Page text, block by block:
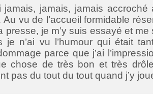
jamais, jamais, jamais
vu de l’accueil formidable
presse, je m’y suis essayé et
je n’ai vu l’humour qui était
parce que j’ai
chose de très bon et très
pas du tout du tout quand j’y